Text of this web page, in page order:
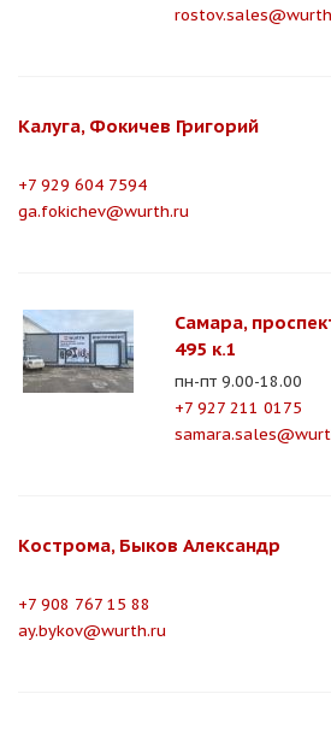
Калуга, Фокичев Григорий
+7 929 604 7594
ga.fokichev@wurth.ru
Самара,
495 к.1
пн-пт 9.00-18.00
+7 927 211 0175
Кострома, Быков Александр
+7 908 767 15 88
ay.bykov@wurth.ru